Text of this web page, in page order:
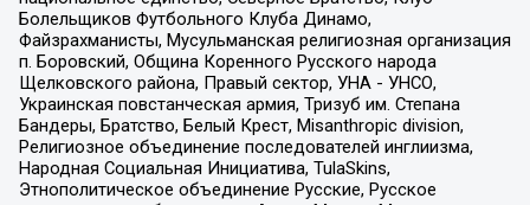
Болельщиков Футбольного Клуба Динамо,
Файзрахманисты, Мусульманская религиозная организация
п. Боровский, Община Коренного Русского народа
Щелковского района, Правый сектор, УНА - УНСО,
Украинская повстанческая армия, Тризуб им. Степана
Бандеры, Братство, Белый Крест, Misanthropic division,
Религиозное объединение последователей инглиизма,
Народная Социальная Инициатива, TulaSkins,
Этнополитическое объединение Русские, Русское